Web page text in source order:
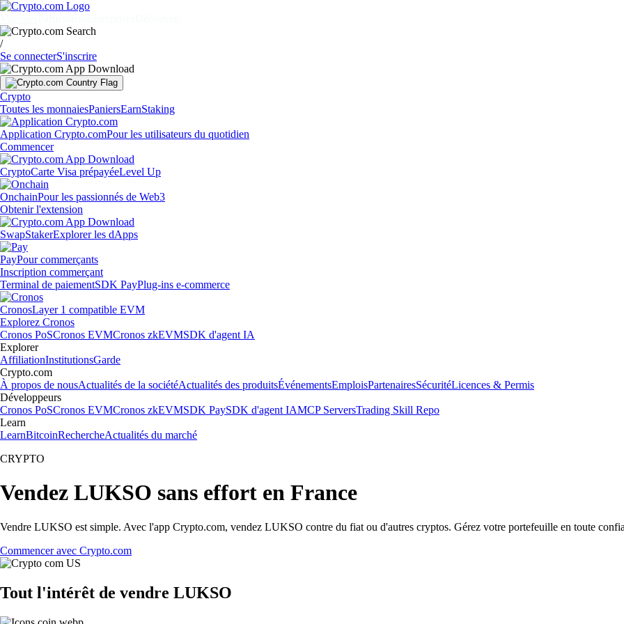
/
Se connecterS'inscrire
Crypto
Toutes les monnaiesPaniersEarnStaking
Application Crypto.comPour les utilisateurs du quotidien
Commencer
CryptoCarte Visa prépayéeLevel Up
OnchainPour les passionnés de Web3
Obtenir l'extension
SwapStakerExplorer les dApps
PayPour commerçants
Inscription commerçant
Terminal de paiementSDK PayPlug-ins e-commerce
CronosLayer 1 compatible EVM
Explorez Cronos
Cronos PoSCronos EVMCronos zkEVMSDK d'agent IA
Explorer
AffiliationInstitutionsGarde
Crypto.com
À propos de nousActualités de la sociétéActualités des produitsÉvénementsEmploisPartenairesSécuritéLicences & Permis
Développeurs
Cronos PoSCronos EVMCronos zkEVMSDK PaySDK d'agent IAMCP ServersTrading Skill Repo
Learn
LearnBitcoinRechercheActualités du marché
CRYPTO
Vendez LUKSO sans effort en France
Vendre LUKSO est simple. Avec l'app Crypto.com, vendez LUKSO contre du fiat ou d'autres cryptos. Gérez votre portefeuille en toute
Commencer avec Crypto.com
Tout l'intérêt de vendre LUKSO